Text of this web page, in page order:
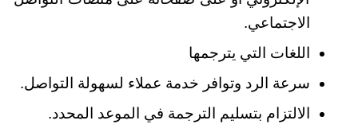
الاجتماعي.
اللغات التي يترجمها
سرعة الرد وتوافر خدمة عملاء لسهولة التواصل.
الالتزام بتسليم الترجمة في الموعد المحدد.